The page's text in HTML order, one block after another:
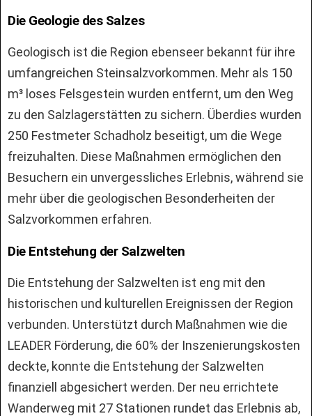
Die Geologie des Salzes
Geologisch ist die Region ebenseer bekannt für ihre
umfangreichen Steinsalzvorkommen. Mehr als 150
m³ loses Felsgestein wurden entfernt, um den Weg
zu den Salzlagerstätten zu sichern. Überdies wurden
250 Festmeter Schadholz beseitigt, um die Wege
freizuhalten. Diese Maßnahmen ermöglichen den
Besuchern ein unvergessliches Erlebnis, während sie
mehr über die geologischen Besonderheiten der
Salzvorkommen erfahren.
Die Entstehung der Salzwelten
Die Entstehung der Salzwelten ist eng mit den
historischen und kulturellen Ereignissen der Region
verbunden. Unterstützt durch Maßnahmen wie die
LEADER Förderung, die 60% der Inszenierungskosten
deckte, konnte die Entstehung der Salzwelten
finanziell abgesichert werden. Der neu errichtete
Wanderweg mit 27 Stationen rundet das Erlebnis ab,